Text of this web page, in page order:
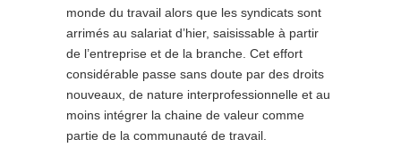
monde du travail alors que les syndicats sont
arrimés au salariat d’hier, saisissable à partir
de l’entreprise et de la branche. Cet effort
considérable passe sans doute par des droits
nouveaux, de nature interprofessionnelle et au
moins intégrer la chaine de valeur comme
partie de la communauté de travail.